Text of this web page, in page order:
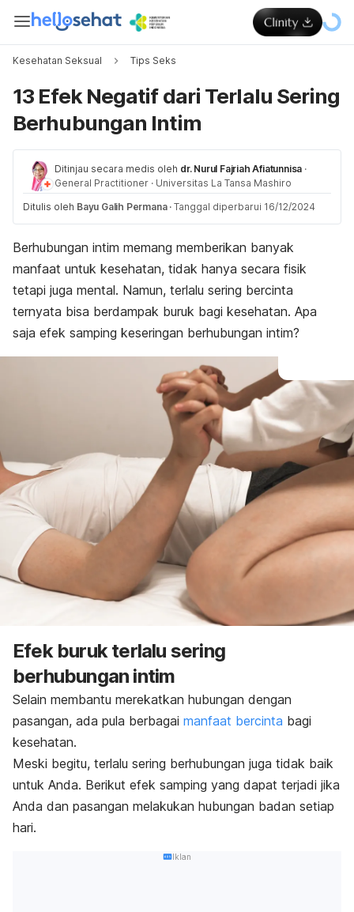
Kesehatan Seksual Tips Seks
13 Efek Negatif dari Terlalu Sering
Berhubungan Intim
Ditinjau secara medis oleh dr. Nurul Fajriah Afiatunnisa ·
General Practitioner · Universitas La Tansa Mashiro
Ditulis oleh Bayu Galih Permana · Tanggal diperbarui 16/12/2024
Berhubungan intim memang memberikan banyak
manfaat untuk kesehatan, tidak hanya secara fisik
tetapi juga mental. Namun, terlalu sering bercinta
ternyata bisa berdampak buruk bagi kesehatan. Apa
saja efek samping keseringan berhubungan intim?
Efek buruk terlalu sering
berhubungan intim
Selain membantu merekatkan hubungan dengan
pasangan, ada pula berbagai manfaat bercinta bagi
kesehatan.
Meski begitu, terlalu sering berhubungan juga tidak baik
untuk Anda. Berikut efek samping yang dapat terjadi jika
Anda dan pasangan melakukan hubungan badan setiap
hari.
Iklan